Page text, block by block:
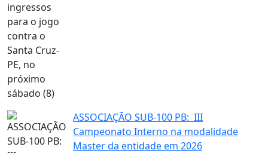
ASSOCIAÇÃO SUB-100 PB: III
Campeonato Interno na modalidade
Master da entidade em 2026